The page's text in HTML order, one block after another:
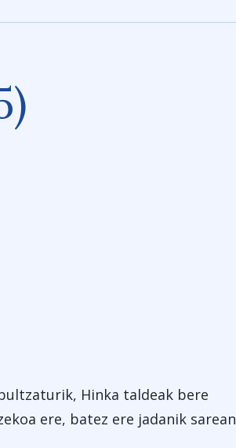
Hinka taldeak bere
ere, batez ere jadanik sarean